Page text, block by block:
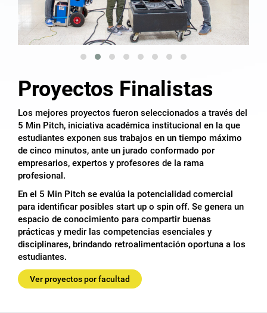
Proyectos Finalistas
Los mejores proyectos fueron seleccionados a través del
5 Min Pitch, iniciativa académica institucional en la que
estudiantes exponen sus trabajos en un tiempo máximo
de cinco minutos, ante un jurado conformado por
empresarios, expertos y profesores de la rama
profesional.
En el 5 Min Pitch se evalúa la potencialidad comercial
para identificar posibles start up o spin off. Se genera un
espacio de conocimiento para compartir buenas
prácticas y medir las competencias esenciales y
disciplinares, brindando retroalimentación oportuna a los
estudiantes.
Ver proyectos por facultad